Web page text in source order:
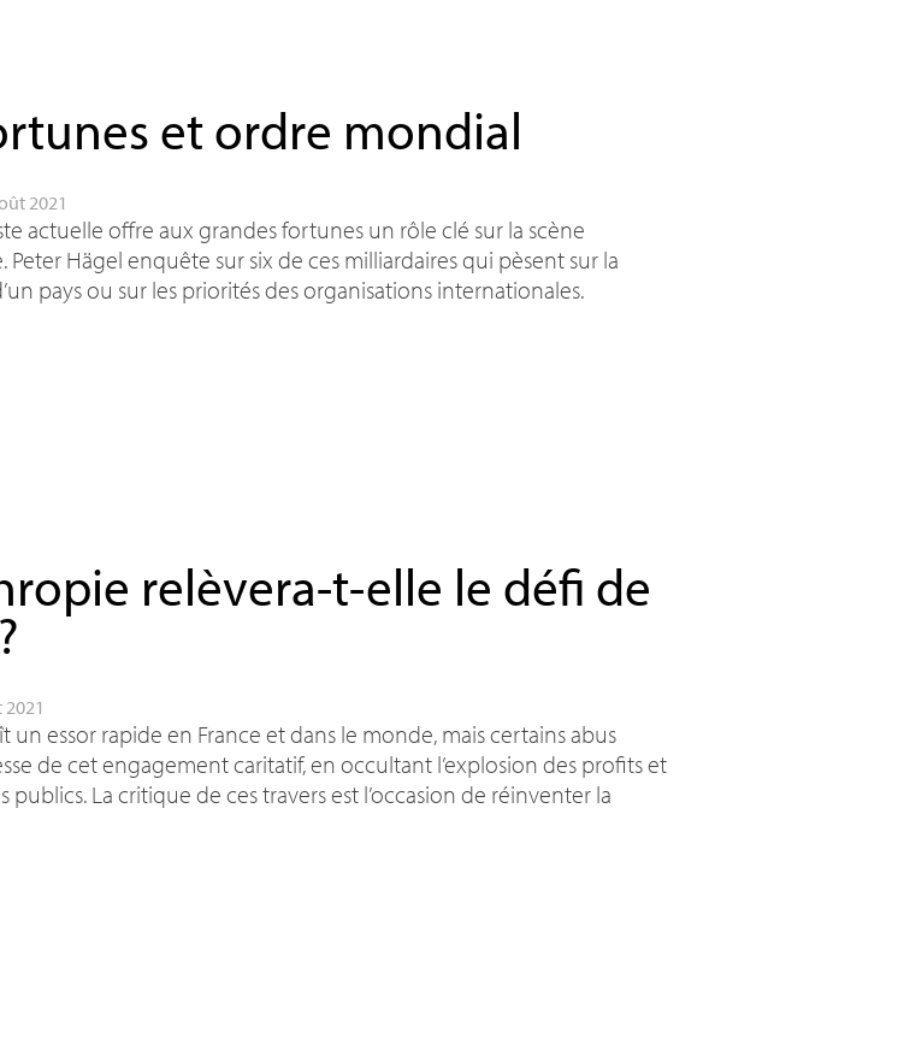
et ordre mondial
2021
actuelle offre aux grandes fortunes un rôle clé sur la scène
Hägel enquête sur six de ces milliardaires qui pèsent sur la
pays ou sur les priorités des organisations internationales.
relèvera-t-elle le défi de
?
essor rapide en France et dans le monde, mais certains abus
de cet engagement caritatif, en occultant l’explosion des profits et
publics. La critique de ces travers est l’occasion de réinventer la